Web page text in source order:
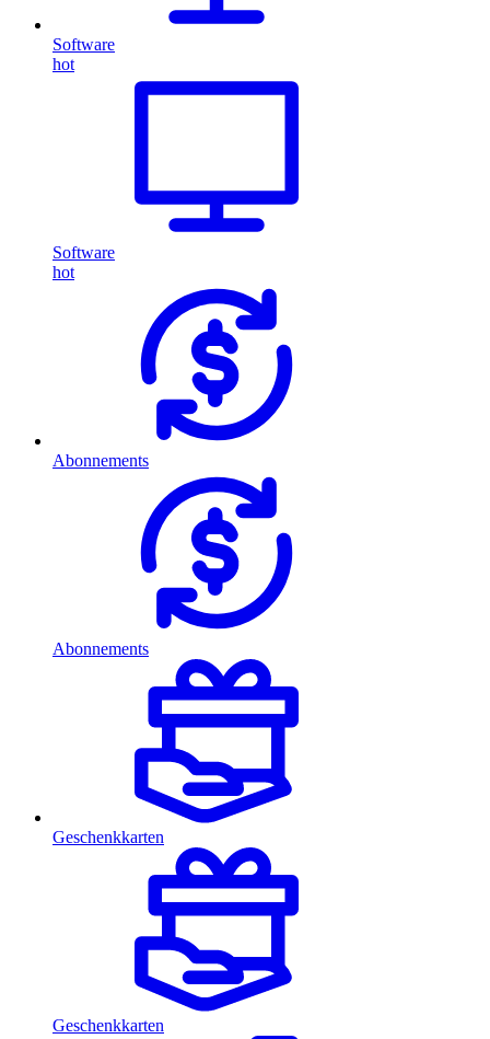
Software
hot
Software
hot
Abonnements
Abonnements
Geschenkkarten
Geschenkkarten